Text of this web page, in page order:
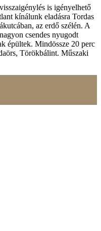
is igényelhető
kínálunk eladásra Tordas
az erdő szélén. A
csendes nyugodt
épültek. Mindössze 20 perc
Törökbálint. Műszaki